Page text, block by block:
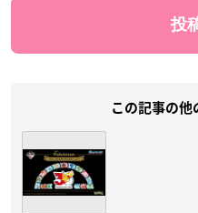
この記事の他